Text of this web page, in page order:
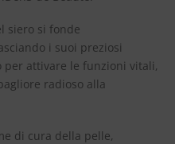
siero si fonde
i suoi preziosi
attivare le funzioni vitali,
radioso alla
di cura della pelle,